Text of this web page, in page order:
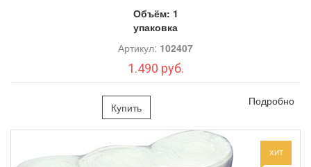
Объём: 1
упаковка
Артикул: 102407
1.490 руб.
Купить Подробно
ХИТ